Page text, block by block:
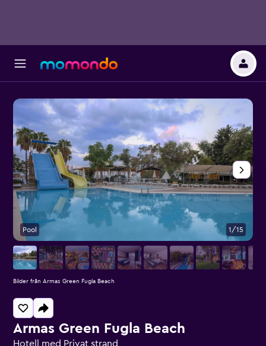
Armas Green Fugla Beach
Hotell med Privat strand
Pool 1/15
Bilder från Armas Green Fugla Beach